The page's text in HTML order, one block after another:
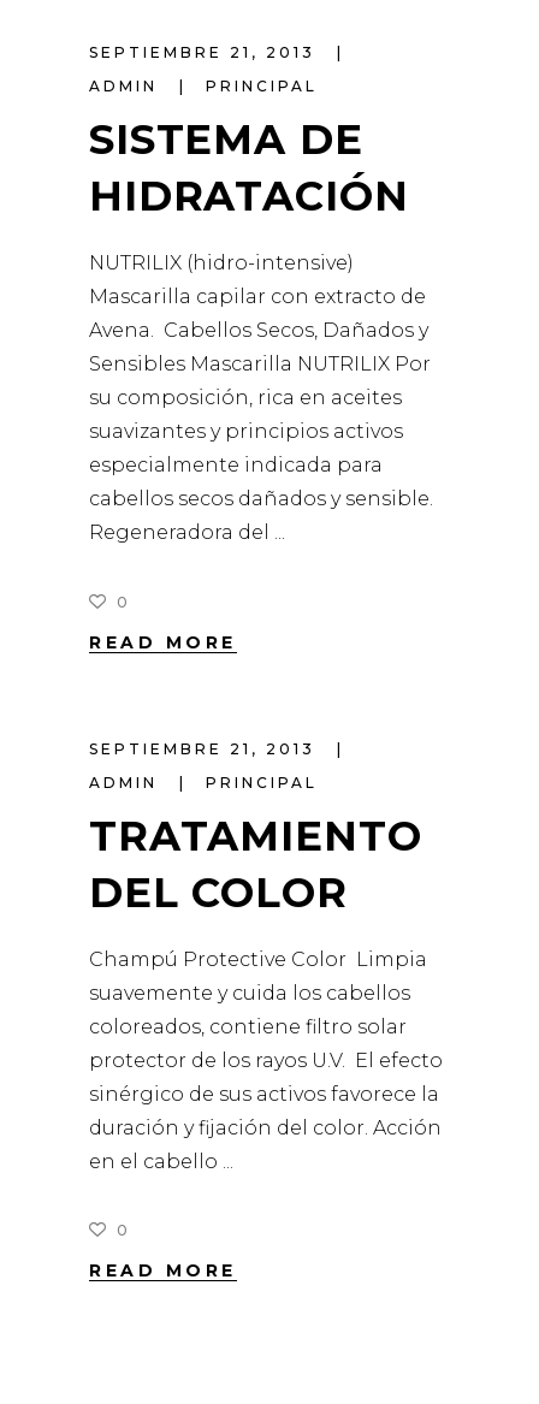
SEPTIEMBRE 21, 2013
ADMIN
PRINCIPAL
SISTEMA DE
HIDRATACIÓN
NUTRILIX (hidro-intensive)
Mascarilla capilar con extracto de
Avena. Cabellos Secos, Dañados y
Sensibles Mascarilla NUTRILIX Por
su composición, rica en aceites
suavizantes y principios activos
especialmente indicada para
cabellos secos dañados y sensible.
Regeneradora del
0
READ MORE
SEPTIEMBRE 21, 2013
ADMIN
PRINCIPAL
TRATAMIENTO
DEL COLOR
Champú Protective Color Limpia
suavemente y cuida los cabellos
coloreados, contiene filtro solar
protector de los rayos U.V. El efecto
sinérgico de sus activos favorece la
duración y fijación del color. Acción
en el cabello
0
READ MORE